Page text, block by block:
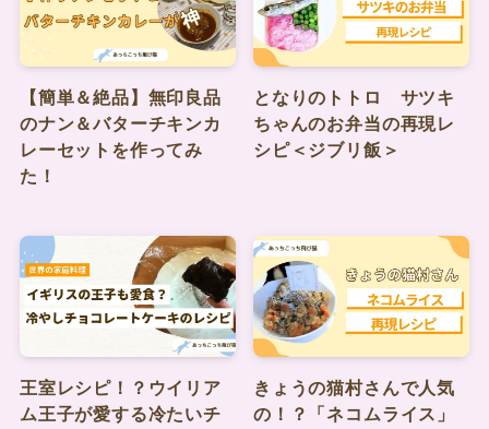
【簡単＆絶品】無印良品
のナン＆バターチキンカ
レーセットを作ってみ
た！
となりのトトロ サツキ
ちゃんのお弁当の再現レ
シピ＜ジブリ飯＞
王室レシピ！？ウイリア
ム王子が愛する冷たいチ
きょうの猫村さんで人気
の！？「ネコムライス」